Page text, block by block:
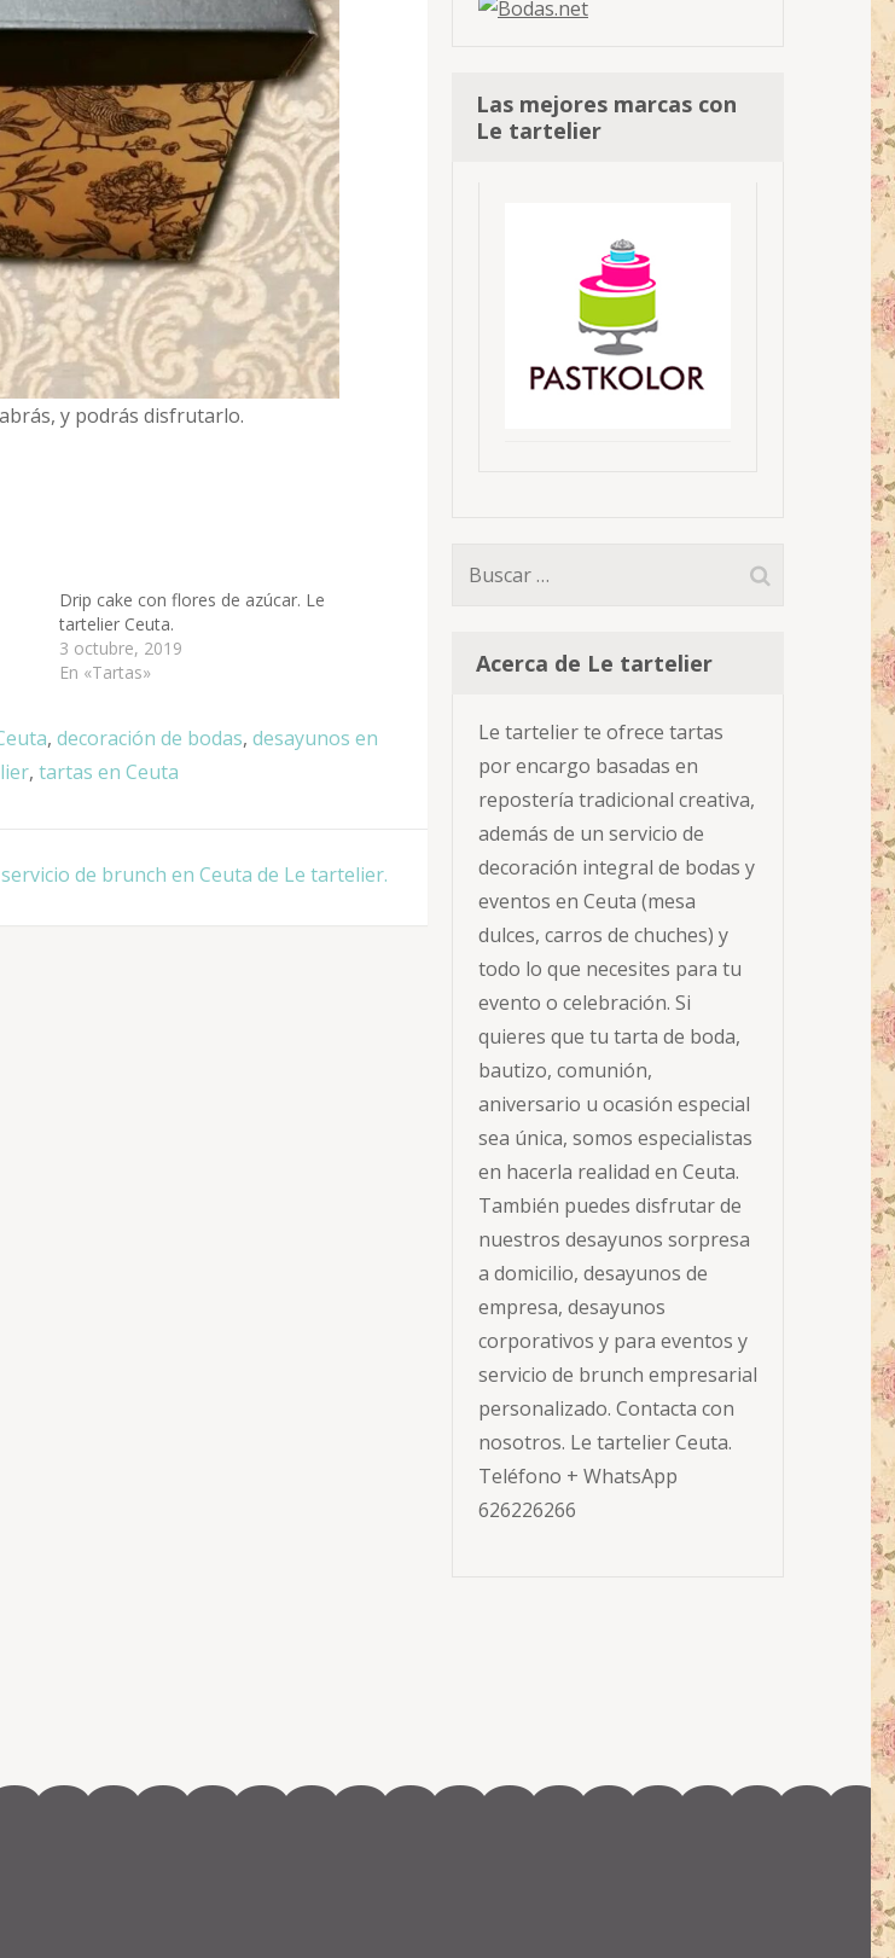
y podrás disfrutarlo.
Drip cake con flores de azúcar. Le
tartelier Ceuta.
3 octubre, 2019
En «Tartas»
, decoración de bodas, desayunos en
, tartas en Ceuta
de brunch en Ceuta de Le tartelier.
Las mejores marcas con
Le tartelier
Buscar:
Acerca de Le tartelier
Le tartelier te ofrece tartas
por encargo basadas en
repostería tradicional creativa,
además de un servicio de
decoración integral de bodas y
eventos en Ceuta (mesa
dulces, carros de chuches) y
todo lo que necesites para tu
evento o celebración. Si
quieres que tu tarta de boda,
bautizo, comunión,
aniversario u ocasión especial
sea única, somos especialistas
en hacerla realidad en Ceuta.
También puedes disfrutar de
nuestros desayunos sorpresa
a domicilio, desayunos de
empresa, desayunos
corporativos y para eventos y
servicio de brunch empresarial
personalizado. Contacta con
nosotros. Le tartelier Ceuta.
Teléfono + WhatsApp
626226266